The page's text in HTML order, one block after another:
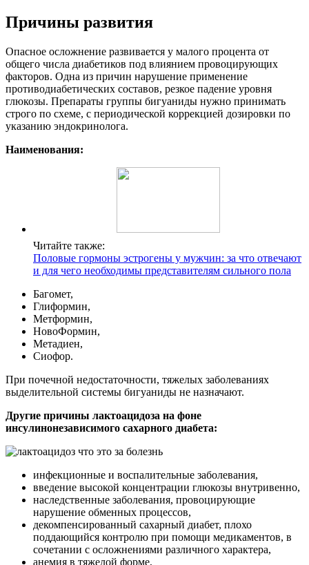
Причины развития
Опасное осложнение развивается у малого процента от
общего числа диабетиков под влиянием провоцирующих
факторов. Одна из причин нарушение применение
противодиабетических составов, резкое падение уровня
глюкозы. Препараты группы бигуаниды нужно принимать
строго по схеме, с периодической коррекцией дозировки по
указанию эндокринолога.
Наименования:
Читайте также:
Половые гормоны эстрогены у мужчин: за что отвечают
и для чего необходимы представителям сильного пола
Багомет,
Глиформин,
Метформин,
НовоФормин,
Метадиен,
Сиофор.
При почечной недостаточности, тяжелых заболеваниях
выделительной системы бигуаниды не назначают.
Другие причины лактоацидоза на фоне
инсулинонезависимого сахарного диабета:
инфекционные и воспалительные заболевания,
введение высокой концентрации глюкозы внутривенно,
наследственные заболевания, провоцирующие
нарушение обменных процессов,
декомпенсированный сахарный диабет, плохо
поддающийся контролю при помощи медикаментов, в
сочетании с осложнениями различного характера,
анемия в тяжелой форме,